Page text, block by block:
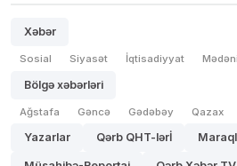
Xəbər
Sosial Siyasət İqtisadiyyat
Bölgə xəbərləri
Ağstafa Gəncə Gədəbəy Qazax
Yazarlar Qərb QHT-lərİ